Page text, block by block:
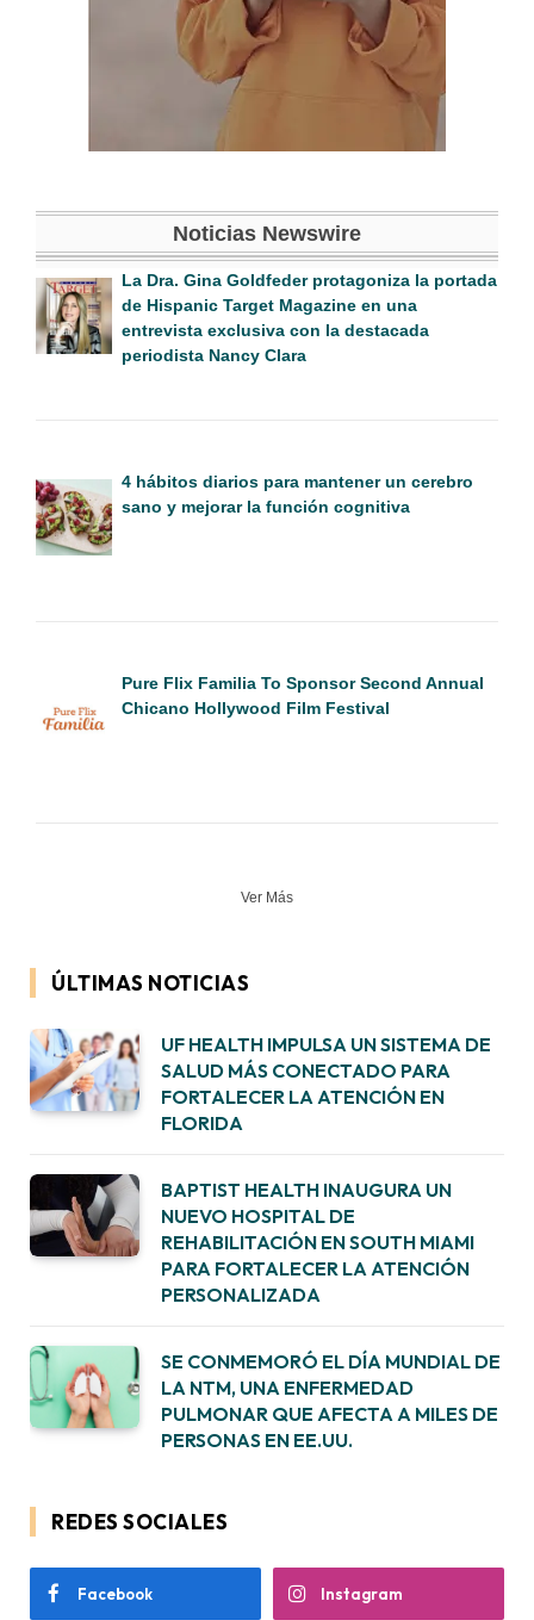
Noticias Newswire
La Dra. Gina Goldfeder protagoniza la portada
de Hispanic Target Magazine en una
entrevista exclusiva con la destacada
periodista Nancy Clara
4 hábitos diarios para mantener un cerebro
sano y mejorar la función cognitiva
Pure Flix Familia To Sponsor Second Annual
Chicano Hollywood Film Festival
Ver Más
ÚLTIMAS NOTICIAS
UF HEALTH IMPULSA UN SISTEMA DE
SALUD MÁS CONECTADO PARA
FORTALECER LA ATENCIÓN EN
FLORIDA
BAPTIST HEALTH INAUGURA UN
NUEVO HOSPITAL DE
REHABILITACIÓN EN SOUTH MIAMI
PARA FORTALECER LA ATENCIÓN
PERSONALIZADA
SE CONMEMORÓ EL DÍA MUNDIAL DE
LA NTM, UNA ENFERMEDAD
PULMONAR QUE AFECTA A MILES DE
PERSONAS EN EE.UU.
REDES SOCIALES
Facebook Instagram